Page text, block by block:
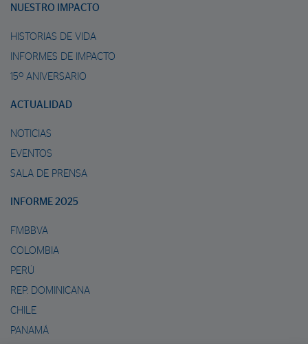
NUESTRO IMPACTO
HISTORIAS DE VIDA
INFORMES DE IMPACTO
15º ANIVERSARIO
ACTUALIDAD
NOTICIAS
EVENTOS
SALA DE PRENSA
INFORME 2025
FMBBVA
COLOMBIA
PERÚ
REP. DOMINICANA
CHILE
PANAMÁ